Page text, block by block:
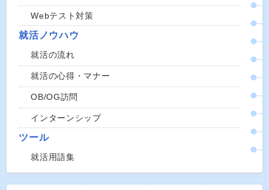
Webテスト対策
就活ノウハウ
就活の流れ
就活の心得・マナー
OB/OG訪問
インターンシップ
ツール
就活用語集